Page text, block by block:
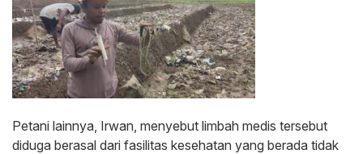
Petani lainnya, Irwan, menyebut limbah medis tersebut
diduga berasal dari fasilitas kesehatan yang berada tidak